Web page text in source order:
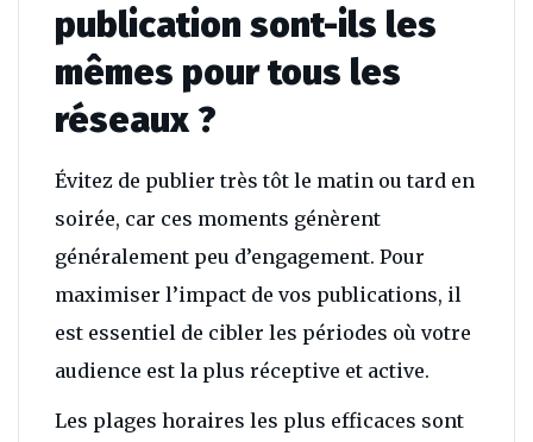
publication sont-ils les
mêmes pour tous les
réseaux ?
Évitez de publier très tôt le matin ou tard en
soirée, car ces moments génèrent
généralement peu d’engagement. Pour
maximiser l’impact de vos publications, il
est essentiel de cibler les périodes où votre
audience est la plus réceptive et active.
Les plages horaires les plus efficaces sont